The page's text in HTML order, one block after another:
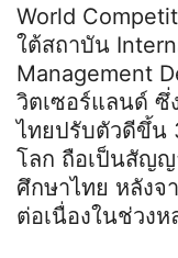
World
ใต้สถาบัน
Management
วิตเซอร์แลนด์ ซึ่
ไทยปรับตัวดีขึ้น
โลก ถือเป็นสัญ
ศึกษาไทย หลังจ
ต่อเนื่องในช่วง